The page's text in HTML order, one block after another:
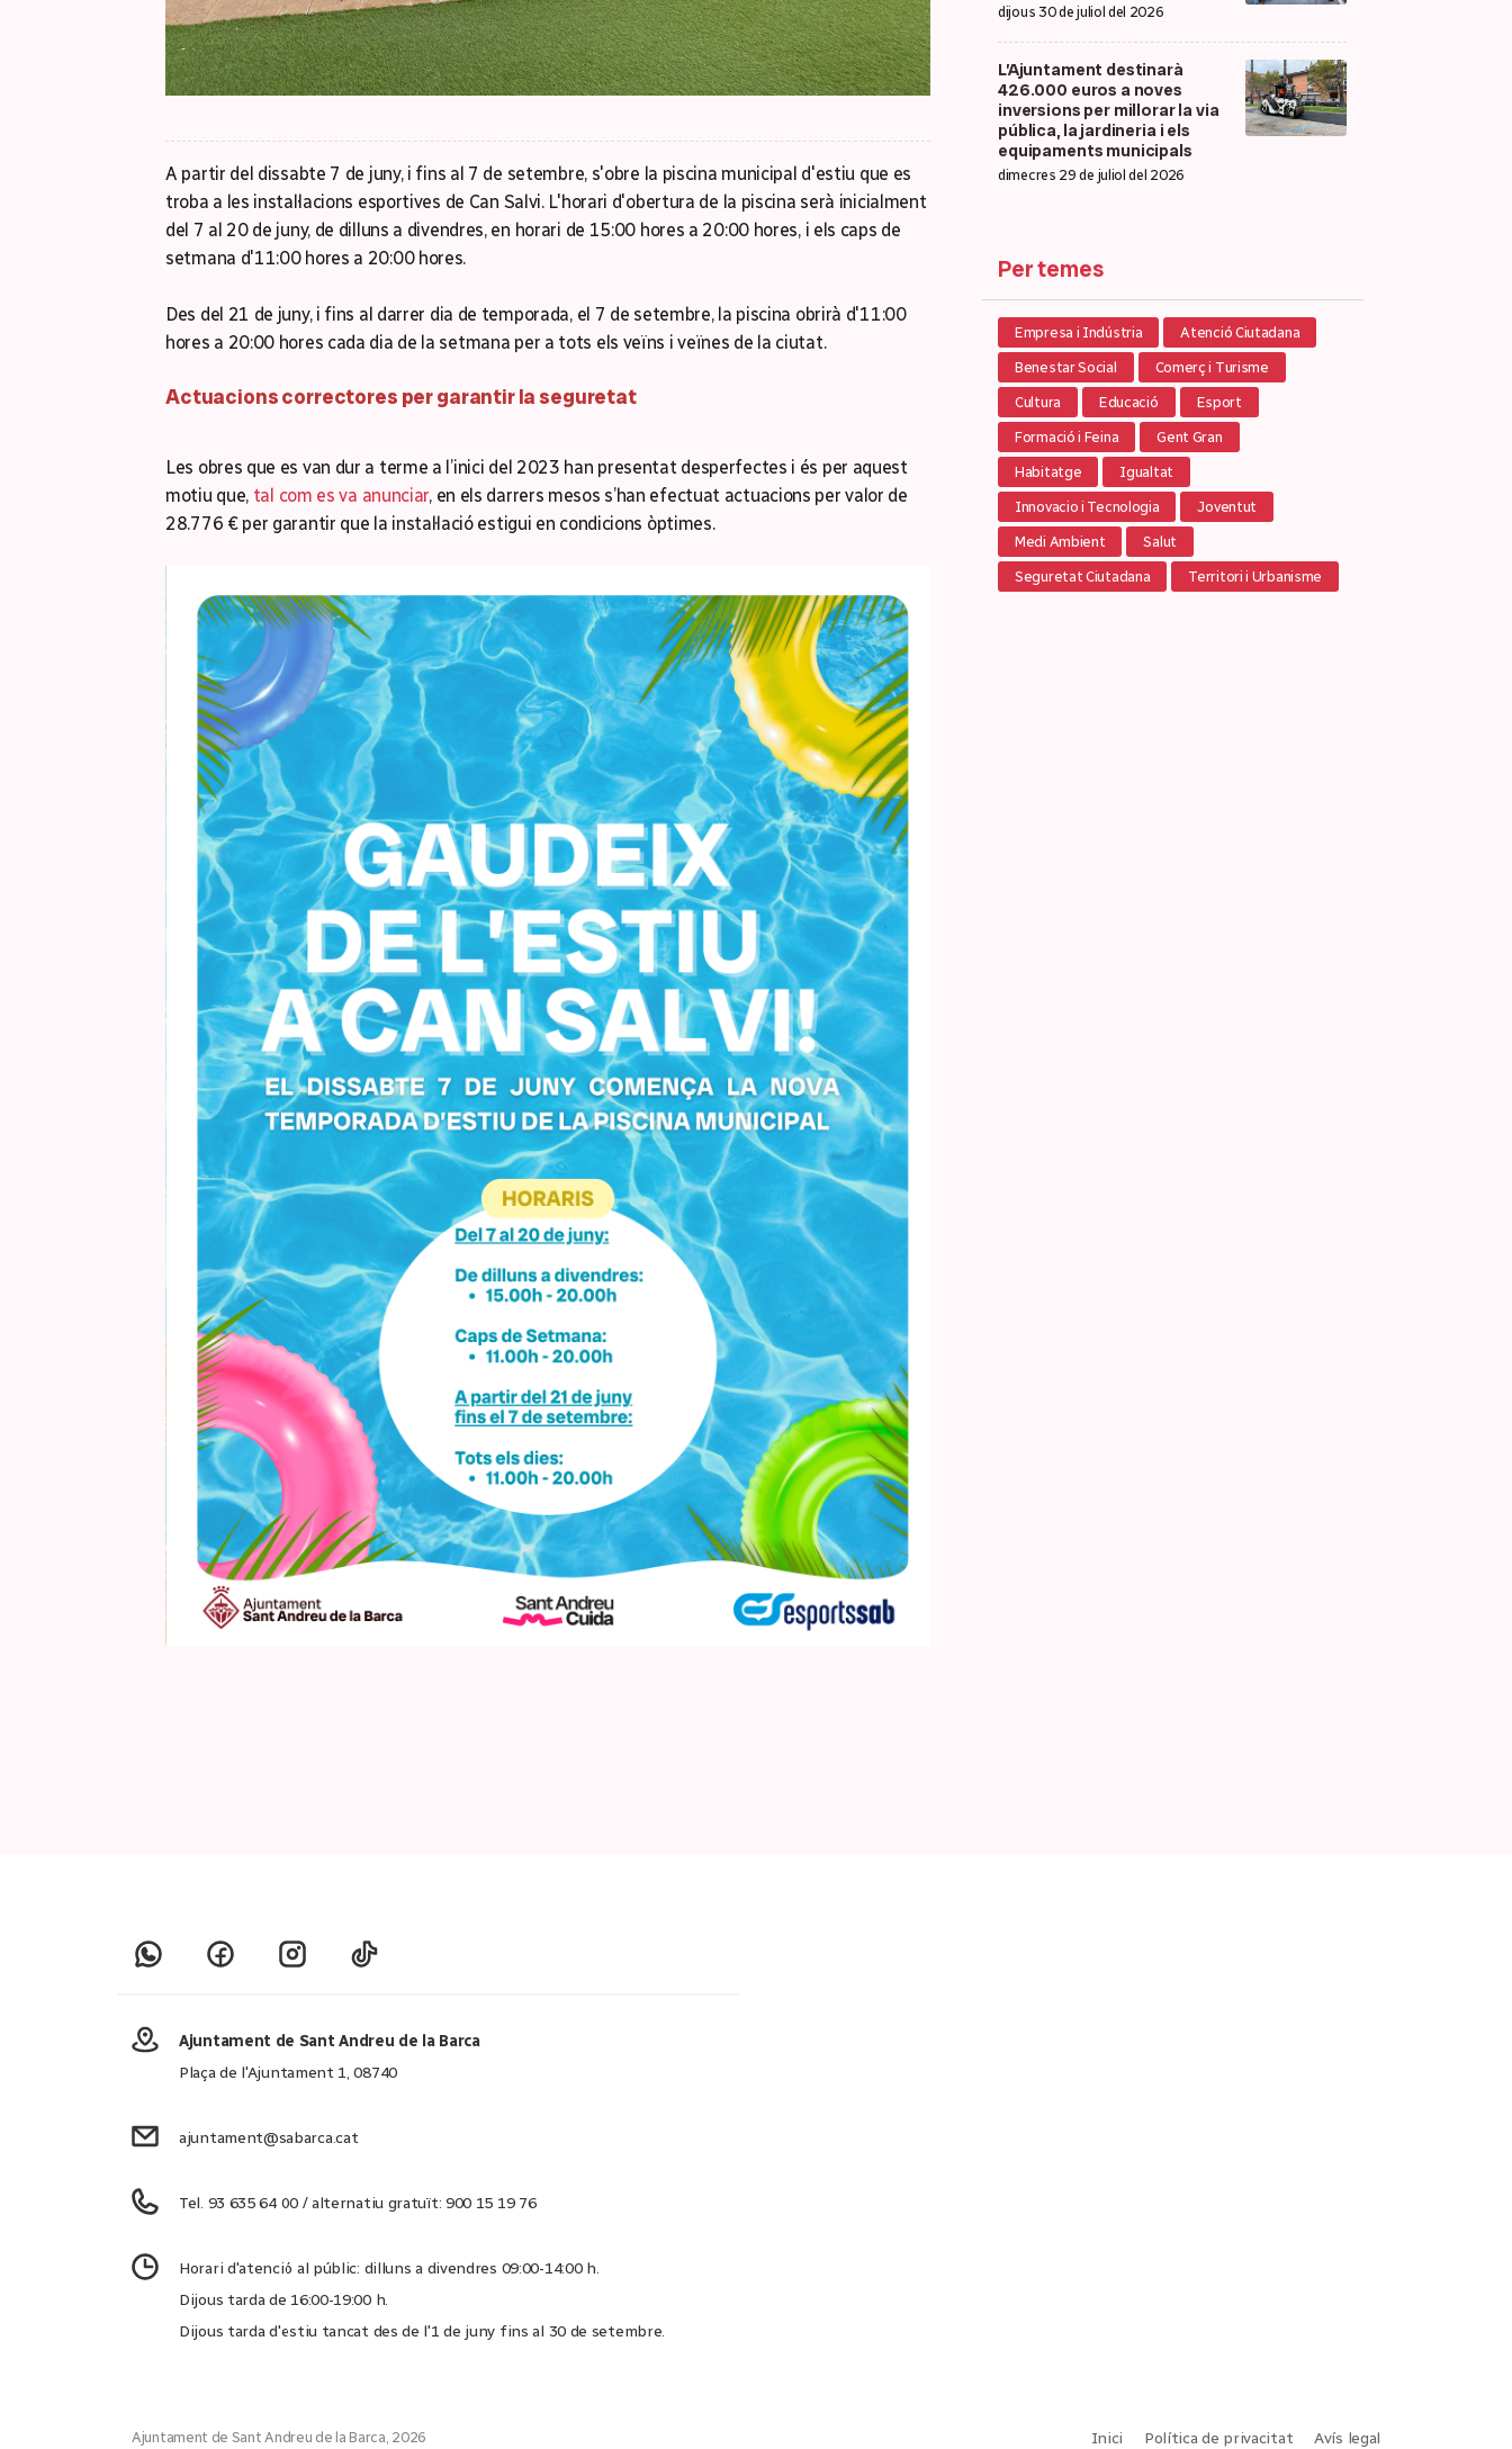
A partir del dissabte 7 de juny, i fins al 7 de setembre, s'obre la piscina municipal d'estiu que es
troba a les instal·lacions esportives de Can Salvi. L'horari d'obertura de la piscina serà inicialment
del 7 al 20 de juny, de dilluns a divendres, en horari de 15:00 hores a 20:00 hores, i els caps de
setmana d'11:00 hores a 20:00 hores.
Des del 21 de juny, i fins al darrer dia de temporada, el 7 de setembre, la piscina obrirà d'11:00
hores a 20:00 hores cada dia de la setmana per a tots els veïns i veïnes de la ciutat.
Actuacions correctores per garantir la seguretat
Les obres que es van dur a terme a l’inici del 2023 han presentat desperfectes i és per aquest
motiu que, tal com es va anunciar, en els darrers mesos s’han efectuat actuacions per valor de
28.776 € per garantir que la instal·lació estigui en condicions òptimes.
dijous 30 de juliol del 2026
L’Ajuntament destinarà
426.000 euros a noves
inversions per millorar la via
pública, la jardineria i els
equipaments municipals
dimecres 29 de juliol del 2026
Per temes
Empresa i Indústria Atenció Ciutadana
Benestar Social Comerç i Turisme
Cultura Educació Esport
Formació i Feina Gent Gran
Habitatge Igualtat
Innovacio i Tecnologia Joventut
Medi Ambient Salut
Seguretat Ciutadana Territori i Urbanisme
Ajuntament de Sant Andreu de la Barca
Plaça de l'Ajuntament 1, 08740
ajuntament@sabarca.cat
Tel. 93 635 64 00 / alternatiu gratuït: 900 15 19 76
Horari d'atenció al públic: dilluns a divendres 09:00-14:00 h.
Dijous tarda de 16:00-19:00 h.
Dijous tarda d'estiu tancat des de l'1 de juny fins al 30 de setembre.
Ajuntament de Sant Andreu de la Barca, 2026 Inici Política de privacitat Avís legal